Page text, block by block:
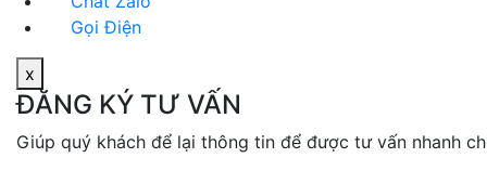
Gọi Điện
x
ĐĂNG KÝ TƯ VẤN
Giúp quý khách để lại thông tin để được tư vấn nhanh